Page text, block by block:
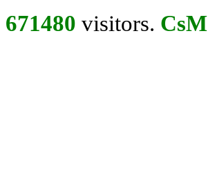
671480 visitors. CsM